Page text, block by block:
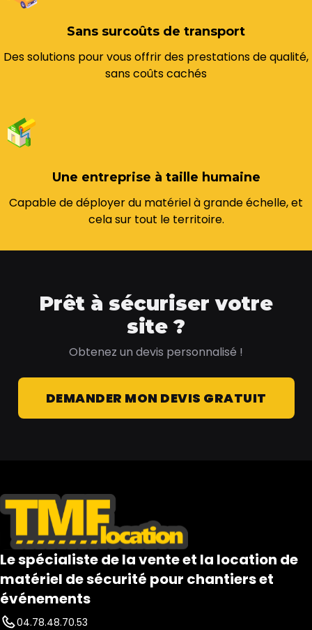
Sans surcoûts de transport
Des solutions pour vous offrir des prestations de qualité,
sans coûts cachés
Une entreprise à taille humaine
Capable de déployer du matériel à grande échelle, et
cela sur tout le territoire.
Prêt à sécuriser votre
site ?
Obtenez un devis personnalisé !
DEMANDER MON DEVIS GRATUIT
Le spécialiste de la vente et la location de
matériel de sécurité pour chantiers et
événements
04.78.48.70.53